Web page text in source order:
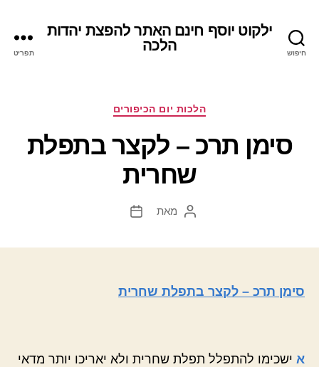
חיפוש
ילקוט יוסף חינם האתר להפצת יהדות
הלכה
תפריט
קטגוריות
הלכות יום הכיפורים
סימן תרכ – לקצר בתפלת
שחרית
המחבר
מאת
תאריך
סימן תרכ – לקצר בתפלת שחרית
א ישכימו להתפלל תפלת שחרית ולא יאריכו יותר מדאי